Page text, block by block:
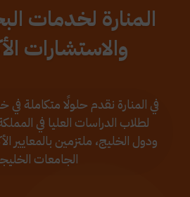
المنارة لخدمات
والاستشارات
في المنارة نقدم حلولًا متكاملة
لطلاب الدراسات العليا في
ودول الخليج، ملتزمين بالمعايير
الجامعات